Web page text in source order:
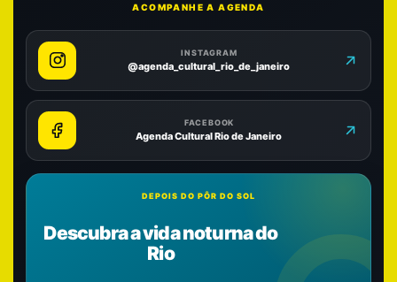
ACOMPANHE A AGENDA
INSTAGRAM
@agenda_cultural_rio_de_janeiro
FACEBOOK
Agenda Cultural Rio de Janeiro
DEPOIS DO PÔR DO SOL
Descubra a vida noturna do
Rio